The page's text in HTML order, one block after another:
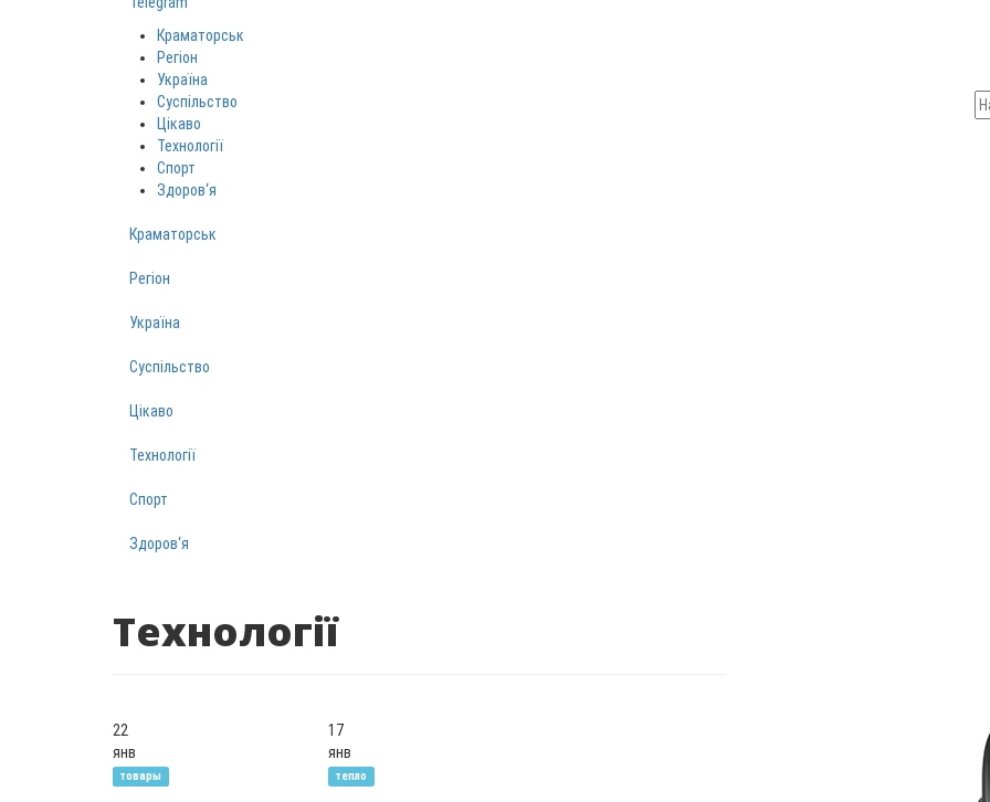
Краматорськ
Регіон
Україна
Суспільство
Цікаво
Технології
Спорт
Здоров‘я
Краматорськ
Регіон
Україна
Суспільство
Цікаво
Технології
Спорт
Здоров‘я
Технології
22
янв
товары
17
янв
тепло